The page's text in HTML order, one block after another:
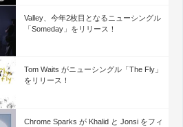
Valley、今年2枚目となるニューシングル
「Someday」をリリース！
Tom Waits がニューシングル「The Fly」
をリリース！
Chrome Sparks が Khalid と Jonsi をフィ